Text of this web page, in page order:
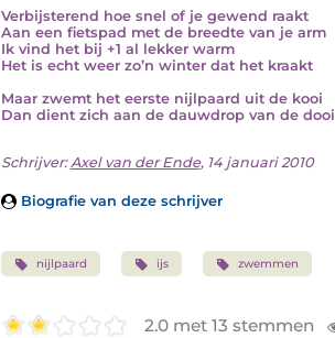
Verbijsterend hoe snel of je gewend raakt
Aan een fietspad met de breedte van je arm
Ik vind het bij +1 al lekker warm
Het is echt weer zo’n winter dat het kraakt
Maar zwemt het eerste nijlpaard uit de kooi
Dan dient zich aan de dauwdrop van de dooi
Schrijver: Axel van der Ende, 14 januari 2010
Biografie van deze schrijver
nijlpaard ijs zwemmen
2.0 met 13 stemmen